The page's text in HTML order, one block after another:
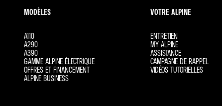
MODÈLES
A110
A290
A390
GAMME ALPINE ÉLECTRIQUE
OFFRES ET FINANCEMENT
ALPINE BUSINESS
VOTRE ALPINE
ENTRETIEN
MY ALPINE
ASSISTANCE
CAMPAGNE DE RAPPEL
VIDÉOS TUTORIELLES